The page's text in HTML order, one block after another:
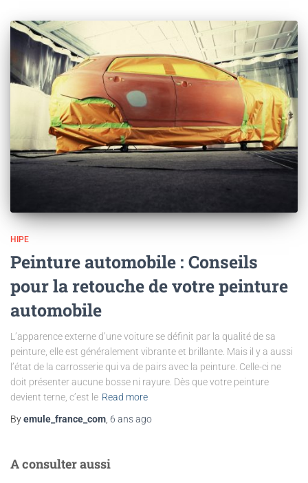
HIPE
Peinture automobile : Conseils
pour la retouche de votre peinture
automobile
L’apparence externe d’une voiture se définit par la qualité de sa
peinture, elle est généralement vibrante et brillante. Mais il y a aussi
l’état de la carrosserie qui va de pairs avec la peinture. Celle-ci ne
doit présenter aucune bosse ni rayure. Dès que votre peinture
devient terne, c’est le Read more
Byemule_france_com 6 ansago
A consulter aussi